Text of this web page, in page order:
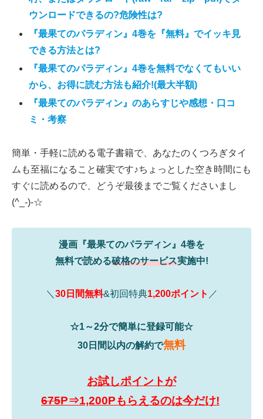
ウンロードできるの?危険性は?
『最果てのパラディン』4巻を『無料』でイッキ見
できる方法とは?
『最果てのパラディン』4巻を無料でなくてもいい
から、お得に読む方法も紹介!(最大半額)
『最果てのパラディン』のあらすじや感想・口コ
ミ・考察
簡単・手軽に読める電子書籍で、あなたのくつろぎタイ
ムも至福になること確実です♪ちょっとした空き時間にも
すぐに読めるので、どうぞ最後までご覧くださいまし
(^_-)-☆
漫画『最果てのパラディン』4巻を
無料で読める破格のサービス実施中!
＼ 30日間無料&初回特典1,200ポイント ／
☆1～2分で簡単に登録可能☆
30日間以内の解約で無料
お試しポイントが
675P⇒1,200Pもらえるのは今だけ!